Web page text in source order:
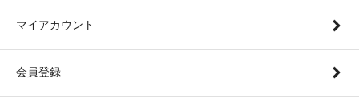
マイアカウント
会員登録